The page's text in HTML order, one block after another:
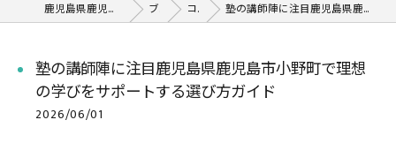
鹿児島県鹿児島市の塾ならまなびや つばめ ブログ コラム 塾の講師陣に注目鹿児島県鹿児島市小野町で理想の学びをサポートする選び方ガイド
塾の講師陣に注目鹿児島県鹿児島市小野町で理想
の学びをサポートする選び方ガイド
2026/06/01